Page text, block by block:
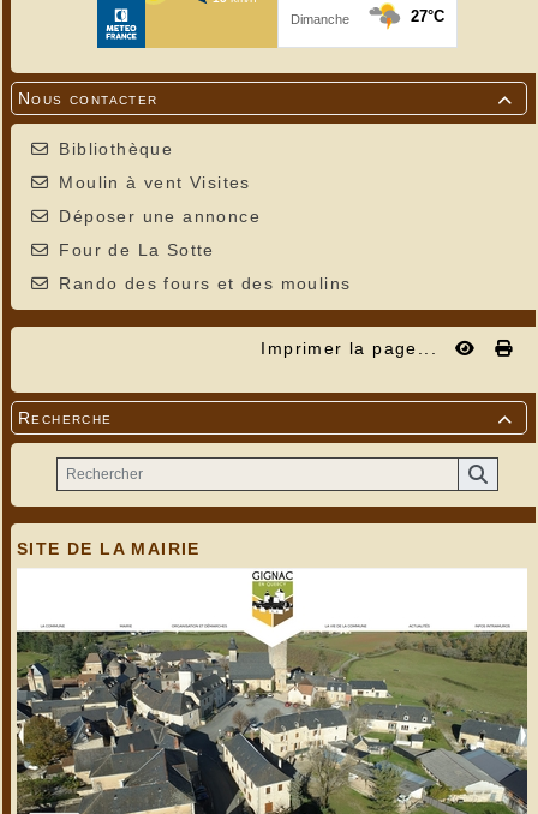

Nous contacter
Bibliothèque
Moulin à vent Visites
Déposer une annonce
Four de La Sotte
Rando des fours et des moulins
Imprimer la page...

Recherche
SITE DE LA MAIRIE